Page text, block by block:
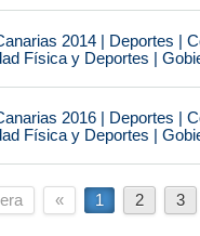
2014 | Deportes |
Física y Deportes |
2016 | Deportes |
Física y Deportes |
« 1 2 3